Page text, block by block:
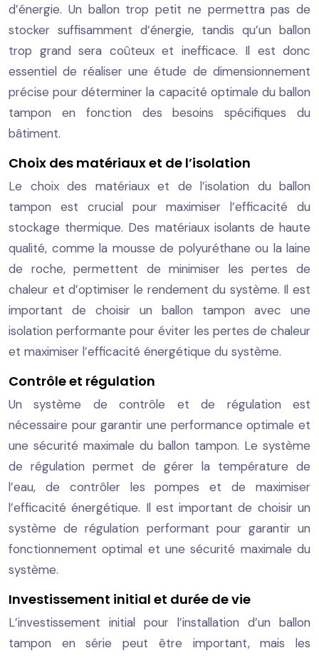
d’énergie. Un ballon trop petit ne permettra pas de
stocker suffisamment d’énergie, tandis qu’un ballon
trop grand sera coûteux et inefficace. Il est donc
essentiel de réaliser une étude de dimensionnement
précise pour déterminer la capacité optimale du ballon
tampon en fonction des besoins spécifiques du
bâtiment.
Choix des matériaux et de l’isolation
Le choix des matériaux et de l’isolation du ballon
tampon est crucial pour maximiser l’efficacité du
stockage thermique. Des matériaux isolants de haute
qualité, comme la mousse de polyuréthane ou la laine
de roche, permettent de minimiser les pertes de
chaleur et d’optimiser le rendement du système. Il est
important de choisir un ballon tampon avec une
isolation performante pour éviter les pertes de chaleur
et maximiser l’efficacité énergétique du système.
Contrôle et régulation
Un système de contrôle et de régulation est
nécessaire pour garantir une performance optimale et
une sécurité maximale du ballon tampon. Le système
de régulation permet de gérer la température de
l’eau, de contrôler les pompes et de maximiser
l’efficacité énergétique. Il est important de choisir un
système de régulation performant pour garantir un
fonctionnement optimal et une sécurité maximale du
système.
Investissement initial et durée de vie
L’investissement initial pour l’installation d’un ballon
tampon en série peut être important, mais les